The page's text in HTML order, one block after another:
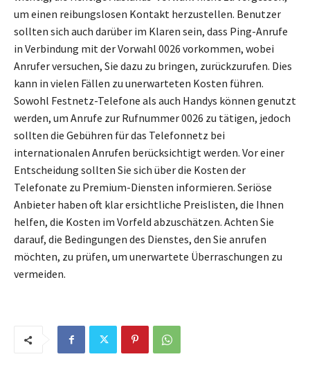
um einen reibungslosen Kontakt herzustellen. Benutzer
sollten sich auch darüber im Klaren sein, dass Ping-Anrufe
in Verbindung mit der Vorwahl 0026 vorkommen, wobei
Anrufer versuchen, Sie dazu zu bringen, zurückzurufen. Dies
kann in vielen Fällen zu unerwarteten Kosten führen.
Sowohl Festnetz-Telefone als auch Handys können genutzt
werden, um Anrufe zur Rufnummer 0026 zu tätigen, jedoch
sollten die Gebühren für das Telefonnetz bei
internationalen Anrufen berücksichtigt werden. Vor einer
Entscheidung sollten Sie sich über die Kosten der
Telefonate zu Premium-Diensten informieren. Seriöse
Anbieter haben oft klar ersichtliche Preislisten, die Ihnen
helfen, die Kosten im Vorfeld abzuschätzen. Achten Sie
darauf, die Bedingungen des Dienstes, den Sie anrufen
möchten, zu prüfen, um unerwartete Überraschungen zu
vermeiden.